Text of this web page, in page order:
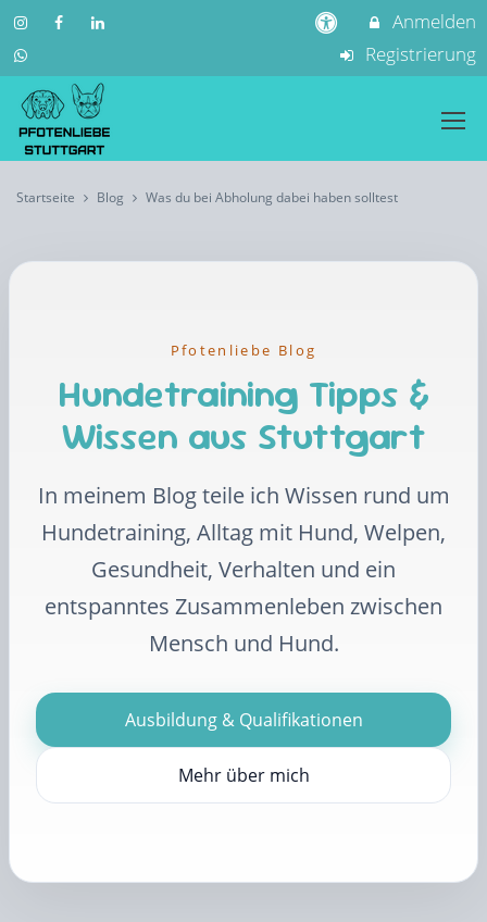
Anmelden
Registrierung
Startseite Blog Was du bei Abholung dabei haben solltest
Pfotenliebe Blog
Hundetraining Tipps &
Wissen aus Stuttgart
In meinem Blog teile ich Wissen rund um
Hundetraining, Alltag mit Hund, Welpen,
Gesundheit, Verhalten und ein
entspanntes Zusammenleben zwischen
Mensch und Hund.
Ausbildung & Qualifikationen
Mehr über mich